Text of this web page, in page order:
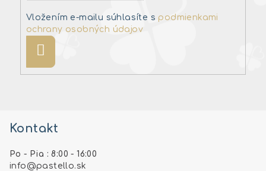
Vložením e-mailu súhlasíte s podmienkami
ochrany osobných údajov
Kontakt
Po - Pia : 8:00 - 16:00
info @pastello.sk